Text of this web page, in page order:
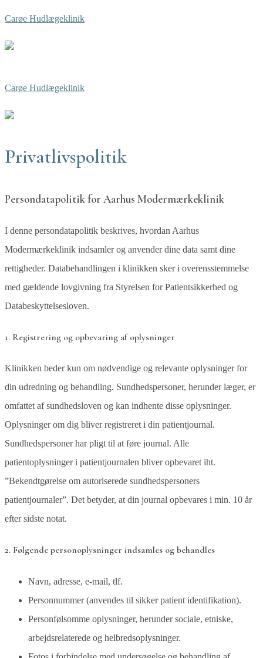
Carøe Hudlægeklinik
Carøe Hudlægeklinik
Privatlivspolitik
Persondatapolitik for Aarhus Modermærkeklinik
I denne persondatapolitik beskrives, hvordan Aarhus
Modermærkeklinik indsamler og anvender dine data samt dine
rettigheder. Databehandlingen i klinikken sker i overensstemmelse
med gældende lovgivning fra Styrelsen for Patientsikkerhed og
Databeskyttelsesloven.
1. Registrering og opbevaring af oplysninger
Klinikken beder kun om nødvendige og relevante oplysninger for
din udredning og behandling. Sundhedspersoner, herunder læger, er
omfattet af sundhedsloven og kan indhente disse oplysninger.
Oplysninger om dig bliver registreret i din patientjournal.
Sundhedspersoner har pligt til at føre journal. Alle
patientoplysninger i patientjournalen bliver opbevaret iht.
”Bekendtgørelse om autoriserede sundhedspersoners
patientjournaler”. Det betyder, at din journal opbevares i min. 10 år
efter sidste notat.
2. Følgende personoplysninger indsamles og behandles
Navn, adresse, e-mail, tlf.
Personnummer (anvendes til sikker patient identifikation).
Personfølsomme oplysninger, herunder sociale, etniske,
arbejdsrelaterede og helbredsoplysninger.